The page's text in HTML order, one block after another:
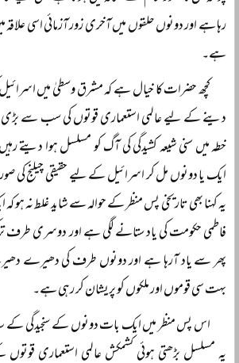
رہا ہے اور دونوں حلقوں میں آخری زور آزمائی اسی علاقہ
ہے۔
کچھ حضرات کا خیال ہے کہ مشرق وسطیٰ میں اسرائیل
دینے کے لیے عالمی استعماری قوتوں کی سب سے
خطہ میں سنی شیعہ کشیدگی کی آگ کو مسلسل ہوا دیتے
ایک یا دونوں مل کر اسرائیل کے لیے حقیقی چیلنج کی
یہ کہنا بھی تاریخی پس منظر کے حوالہ سے شاید غلط نہ ہو
فاطمی حکومت کی یاد ستانے لگی ہے اور دوسری طرف
پھر سے یاد آرہا ہے اور دونوں طرف کی دھیرے
بہت سی قوموں اور ملکوں کو پریشان کر رہی ہے۔
اس پس منظر میں ایک بات دونوں کے سنجیدگی کے
یہ مسلسل بڑھتی ہوئی کشمکش عالمی استعماری